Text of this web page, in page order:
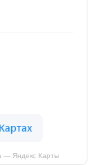
— Яндекс Карты